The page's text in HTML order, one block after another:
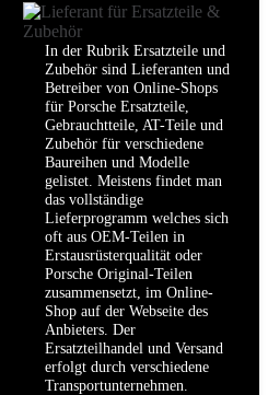
In der Rubrik Ersatzteile und
Zubehör sind Lieferanten und
Betreiber von Online-Shops
für Porsche Ersatzteile,
Gebrauchtteile, AT-Teile und
Zubehör für verschiedene
Baureihen und Modelle
gelistet. Meistens findet man
das vollständige
Lieferprogramm welches sich
oft aus OEM-Teilen in
Erstausrüsterqualität oder
Porsche Original-Teilen
zusammensetzt, im Online-
Shop auf der Webseite des
Anbieters. Der
Ersatzteilhandel und Versand
erfolgt durch verschiedene
Transportunternehmen.